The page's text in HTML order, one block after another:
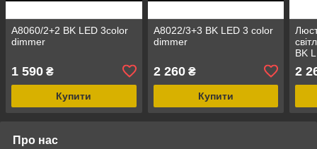
A8060/2+2 BK LED 3color
dimmer
1 590 ₴
Купити
A8022/3+3 BK LED 3 color
dimmer
2 260₴
Купити
BK
2
Про нас